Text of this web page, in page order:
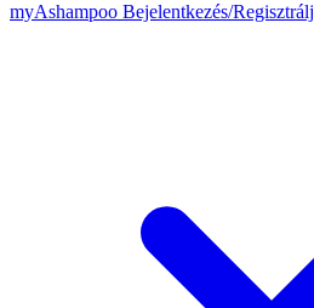
myAshampoo Bejelentkezés/Regisztrálj